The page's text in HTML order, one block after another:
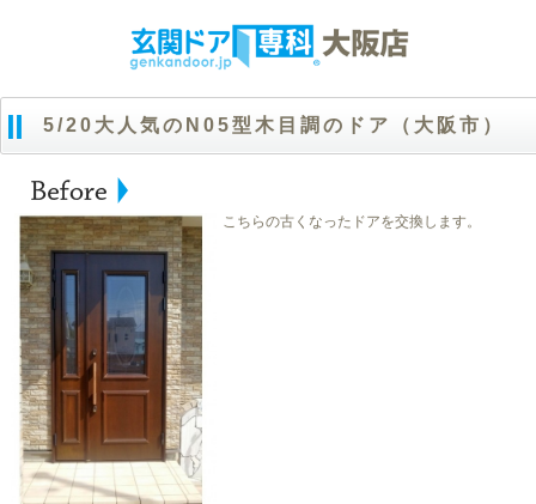
5/20大人気のN05型木目調のドア（大阪市）
こちらの古くなったドアを交換します。